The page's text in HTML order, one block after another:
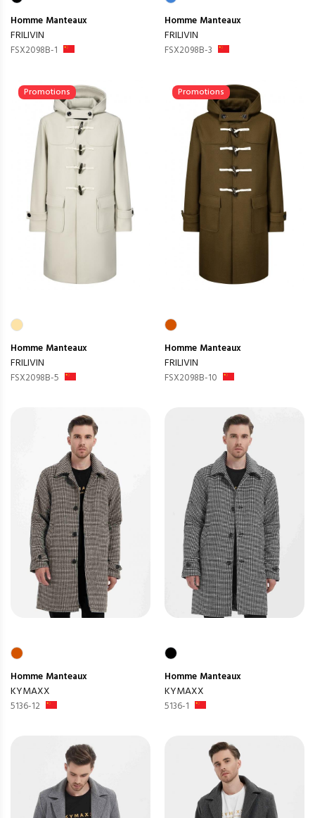
Homme Manteaux
FRILIVIN
FSX2098B-1
Homme Manteaux
FRILIVIN
FSX2098B-3
Promotions
Homme Manteaux
FRILIVIN
FSX2098B-5
Promotions
Homme Manteaux
FRILIVIN
FSX2098B-10
Homme Manteaux
KYMAXX
5136-12
Homme Manteaux
KYMAXX
5136-1